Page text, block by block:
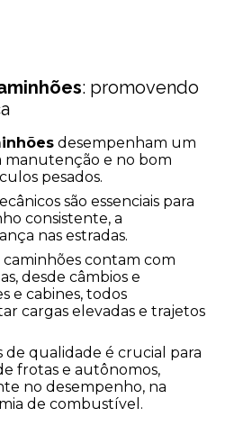
: promovendo
desempenham um
e no bom
pesados.
são essenciais para
consistente, a
nas estradas.
contam com
desde câmbios e
e cabines, todos
cargas elevadas e trajetos
de qualidade é crucial para
frotas e autônomos,
no desempenho, na
de combustível.